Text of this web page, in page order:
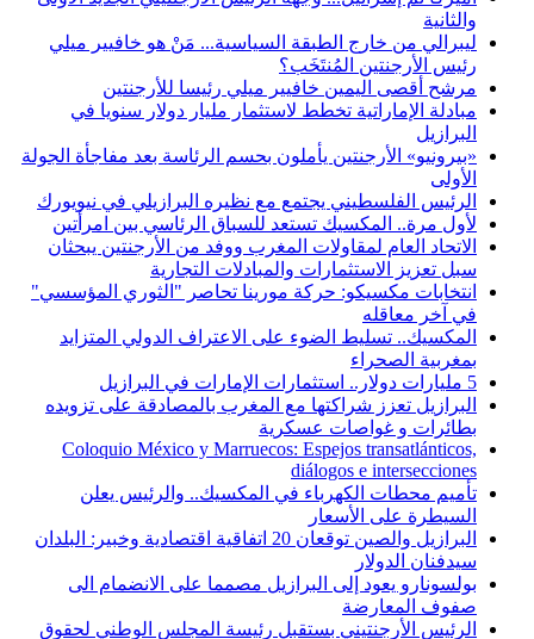
والثانية
ليبرالي من خارج الطبقة السياسية... مَنْ هو خافيير ميلي
رئيس الأرجنتين المُنتَخَب؟
مرشح أقصى اليمين خافيير ميلي رئيسا للأرجنتين
مبادلة الإماراتية تخطط لاستثمار مليار دولار سنويا في
البرازيل
«بيرونيو» الأرجنتين يأملون بحسم الرئاسة بعد مفاجأة الجولة
الأولى
الرئيس الفلسطيني يجتمع مع نظيره البرازيلي في نيويورك
لأول مرة.. المكسيك تستعد للسباق الرئاسي بين امرأتين
الاتحاد العام لمقاولات المغرب ووفد من الأرجنتين يبحثان
سبل تعزيز الاستثمارات والمبادلات التجارية
انتخابات مكسيكو: حركة مورينا تحاصر "الثوري المؤسسي"
في آخر معاقله
المكسيك.. تسليط الضوء على الاعتراف الدولي المتزايد
بمغربية الصحراء
5 مليارات دولار.. استثمارات الإمارات في البرازيل
البرازيل تعزز شراكتها مع المغرب بالمصادقة على تزويده
بطائرات و غواصات عسكرية
Coloquio México y Marruecos: Espejos transatlánticos,
diálogos e intersecciones
تأميم محطات الكهرباء في المكسيك.. والرئيس يعلن
السيطرة على الأسعار
البرازيل والصين توقعان 20 اتفاقية اقتصادية وخبير: البلدان
سيدفنان الدولار
بولسونارو يعود إلى البرازيل مصمما على الانضمام الى
صفوف المعارضة
الرئيس الأرجنتيني بستقبل رئيسة المجلس الوطني لحقوق